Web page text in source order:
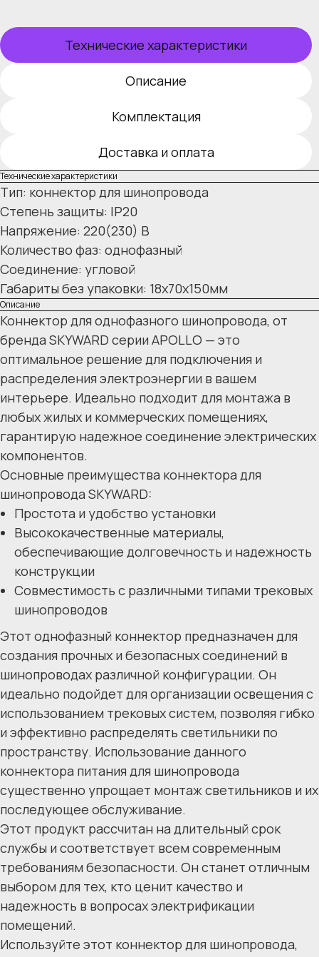
Технические характеристики
Описание
Комплектация
Доставка и оплата
Технические характеристики
Тип: коннектор для шинопровода
Степень защиты: IP20
Напряжение: 220(230) В
Количество фаз: однофазный
Соединение: угловой
Габариты без упаковки: 18х70х150мм
Описание
Коннектор для однофазного шинопровода, от
бренда SKYWARD серии APOLLO — это
оптимальное решение для подключения и
распределения электроэнергии в вашем
интерьере. Идеально подходит для монтажа в
любых жилых и коммерческих помещениях,
гарантирую надежное соединение электрических
компонентов.
Основные преимущества коннектора для
шинопровода SKYWARD:
Простота и удобство установки
Высококачественные материалы,
обеспечивающие долговечность и надежность
конструкции
Совместимость с различными типами трековых
шинопроводов
Этот однофазный коннектор предназначен для
создания прочных и безопасных соединений в
шинопроводах различной конфигурации. Он
идеально подойдет для организации освещения с
использованием трековых систем, позволяя гибко
и эффективно распределять светильники по
пространству. Использование данного
коннектора питания для шинопровода
существенно упрощает монтаж светильников и их
последующее обслуживание.
Этот продукт рассчитан на длительный срок
службы и соответствует всем современным
требованиям безопасности. Он станет отличным
выбором для тех, кто ценит качество и
надежность в вопросах электрификации
помещений.
Используйте этот коннектор для шинопровода,